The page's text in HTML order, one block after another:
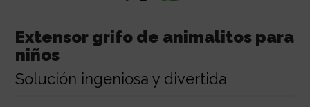
Extensor grifo de animalitos para
niños
Solución ingeniosa y divertida